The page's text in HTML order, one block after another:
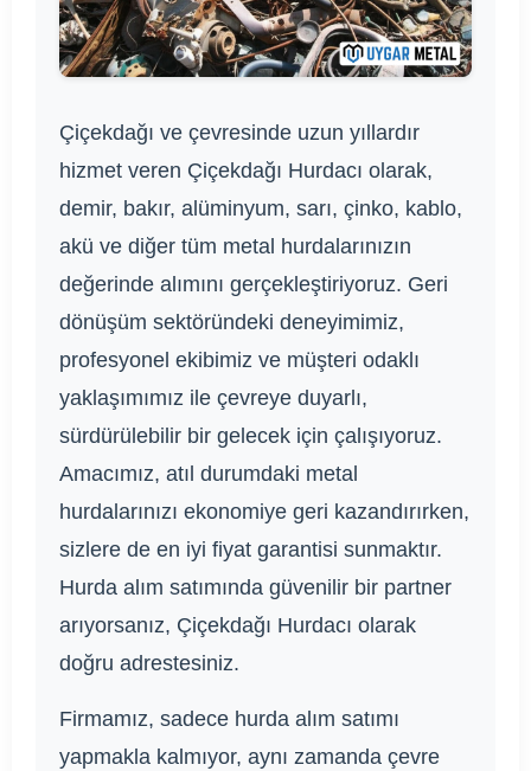
Çiçekdağı ve çevresinde uzun yıllardır
hizmet veren Çiçekdağı Hurdacı olarak,
demir, bakır, alüminyum, sarı, çinko, kablo,
akü ve diğer tüm metal hurdalarınızın
değerinde alımını gerçekleştiriyoruz. Geri
dönüşüm sektöründeki deneyimimiz,
profesyonel ekibimiz ve müşteri odaklı
yaklaşımımız ile çevreye duyarlı,
sürdürülebilir bir gelecek için çalışıyoruz.
Amacımız, atıl durumdaki metal
hurdalarınızı ekonomiye geri kazandırırken,
sizlere de en iyi fiyat garantisi sunmaktır.
Hurda alım satımında güvenilir bir partner
arıyorsanız, Çiçekdağı Hurdacı olarak
doğru adrestesiniz.
Firmamız, sadece hurda alım satımı
yapmakla kalmıyor, aynı zamanda çevre